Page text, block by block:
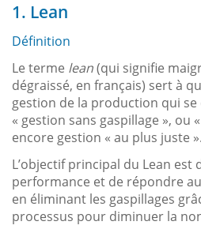
1. Lean
Définition
Le terme lean(qui signifie
dégraissé, en français) sert à
gestion de la production qui
« gestion sans gaspillage », ou
encore gestion « au plus juste ».
L’objectif principal du Lean est
performance et de répondre
en éliminant les gaspillages
processus pour diminuer la